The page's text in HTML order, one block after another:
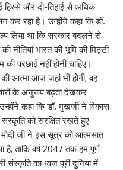
हिस्से और दो-तिहाई से अधिक
कर रहा है। उन्होंने कहा कि डॉ.
लिया था कि सरकार बदलने से
नीतियां भारत की भूमि की मिट्टी
परछाई नहीं होनी चाहिए।
आत्मा आज जहां भी होगी, वह
के अनुरूप बढ़ता देखकर
कहा कि डॉ. मुखर्जी ने विकास
को संरक्षित रखते हुए
मोदी जी ने इस सूत्र को आत्मसात
ताकि वर्ष 2047 तक हम पूर्ण
संस्कृति का ध्वज पूरी दुनिया में